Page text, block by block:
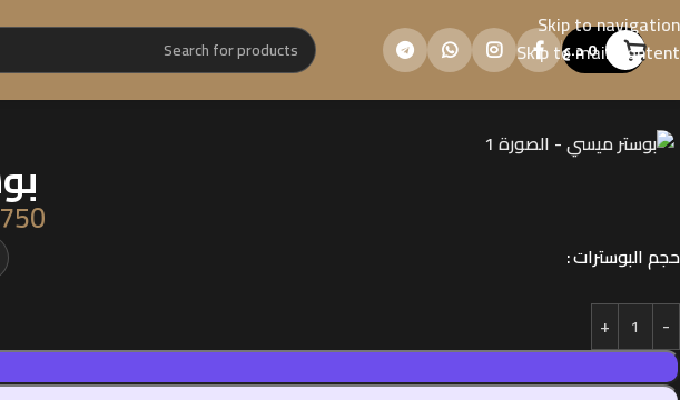
Skip to navigation
Skip to main content
0د.ع
750
حجم البوسترات